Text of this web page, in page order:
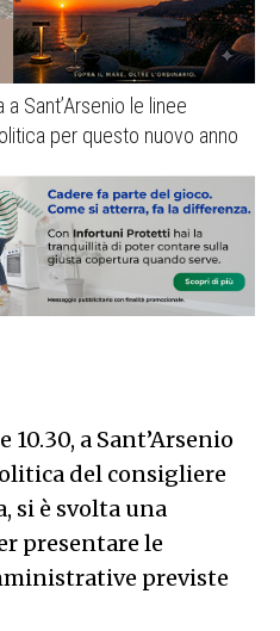
a Sant’Arsenio
del consigliere
si è svolta una
presentare le
previste